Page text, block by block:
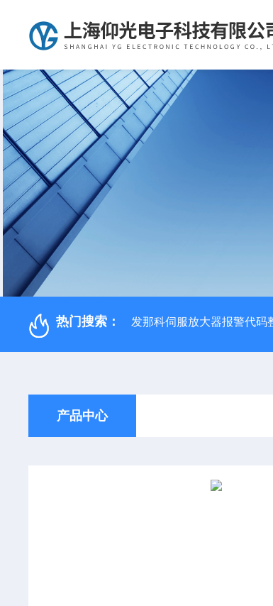
热门搜索： 发那科伺服放大器报警代码
产品中心